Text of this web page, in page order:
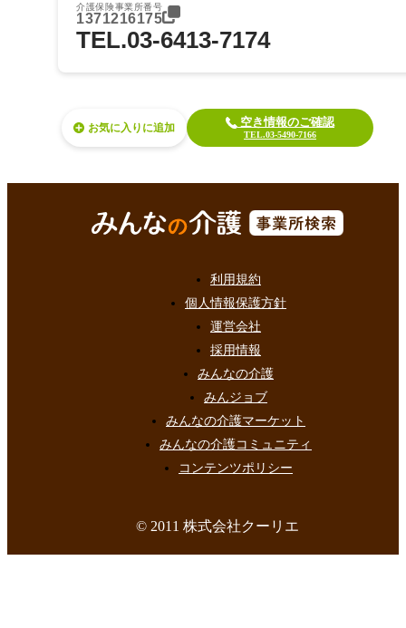
介護保険事業所番号
1371216175
TEL.03-6413-7174
お気に入り 空き情報のご確認
TEL.03-5490-7166
利用規約
個人情報保護方針
運営会社
採用情報
みんなの介護
みんジョブ
みんなの介護マーケット
みんなの介護コミュニティ
コンテンツポリシー
© 2011 株式会社クーリエ